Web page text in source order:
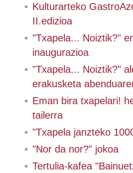
Kulturarteko
II.edizioa
"Txapela... Noiztik?"
inaugurazioa
"Txapela... Noiztik?"
erakusketa
Eman bira txapelari!
tailerra
"Txapela janzteko
"Nor da nor?" jokoa
Tertulia-kafea